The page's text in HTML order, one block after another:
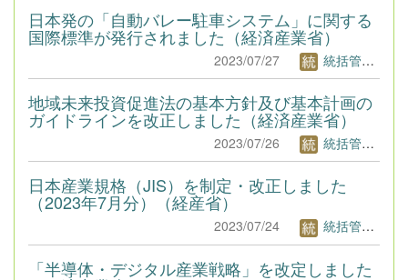
日本発の「自動バレー駐車システム」に関する
国際標準が発行されました（経済産業省）
2023/07/27 統括管理者1
地域未来投資促進法の基本方針及び基本計画の
ガイドラインを改正しました（経済産業省）
2023/07/26 統括管理者1
日本産業規格（JIS）を制定・改正しました
（2023年7月分）（経産省）
2023/07/24 統括管理者1
「半導体・デジタル産業戦略」を改定しました